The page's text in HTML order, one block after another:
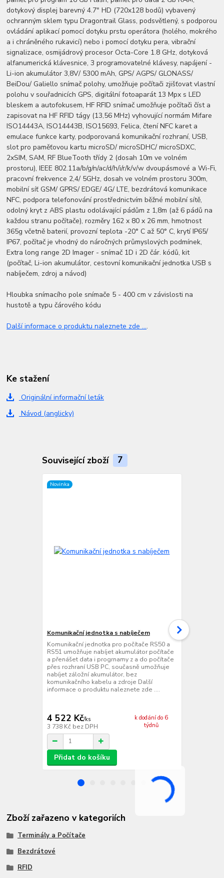
dotykový displej barevný 4.7" HD (720x128 bodů) vybavený
ochranným sklem typu Dragontrail Glass, podsvětlený, s podporou
ovládání aplikací pomocí dotyku prstu operátora (holého, mokrého
a i chráněného rukavicí) nebo i pomocí dotyku pera, vibrační
signalizace, osmijádrový procesor Octa-Core 1.8 GHz, dotyková
alfanumerická klávesnice, 3 programovatelné klávesy, napájení -
Li-ion akumulátor 3,8V/ 5300 mAh, GPS/ AGPS/ GLONASS/
BeiDou/ Galiello snímač polohy, umožňuje počítači zjišťovat vlastní
polohu v souřadnicích GPS, digitální fotoaparát 13 Mpx s LED
bleskem a autofokusem, HF RFID snímač umožňuje počítači číst a
zapisovat na HF RFID tágy (13,56 MHz) vyhovující normám Mifare
ISO14443A, ISO14443B, ISO15693, Felica, čtení NFC karet a
emulace funkce karty, podporovaná komunikační rozhraní, USB,
slot pro paměťovou kartu microSD/ microSDHC/ microSDXC,
2xSIM, SAM, RF BlueTooth třídy 2 (dosah 10m ve volném
prostoru), IEEE 802.11a/b/g/n/ac/d/h/i/r/k/v/w dvoupásmové a Wi-Fi,
pracovní frekvence 2,4/ 5GHz, dosah ve volném prostoru 300m,
mobilní síť GSM/ GPRS/ EDGE/ 4G/ LTE, bezdrátová komunikace
NFC, podpora telefonování prostřednictvím běžné mobilní sítě,
odolný kryt z ABS plastu odolávající pádům z 1,8m (až 6 pádů na
každou stranu počítače), rozměry 162 x 80 x 26 mm, hmotnost
365g včetně baterií, provozní teplota -20° C až 50° C, krytí IP65/
IP67, počítač je vhodný do náročných průmyslových podmínek,
Extra long range 2D Imager - snímač 1D i 2D čár. kódů, kit
(počítač, Li-ion akumulátor, cestovní komunikační jednotka USB s
nabíječem, zdroj a návod)
Hloubka snímacího pole snímače 5 - 400 cm v závislosti na
hustotě a typu čárového kódu
Další informace o produktu naleznete zde ....
Ke stažení
Originální informační leták
Návod (anglicky)
Související zboží 7
Novinka
Komunikační jednotka s nabíječem
Komunikační jednotka pro počítače RS50 a
RS51 umožňuje nabíjet akumulátor počítače
a přenášet data i progrnamy z a do počítače
přes rozhraní USB PC, současně umožňuje
nabíjet záložní akumulátor, bez
komunikačního kabelu a zdroje Další
informace o produktu naleznete zde ....
4 522 Kč/ks
3 738 Kč bez DPH
k dodání do 6
týdnů
Přidat do košíku
Zboží zařazeno v kategoriích
Terminály a Počítače
Bezdrátové
RFID